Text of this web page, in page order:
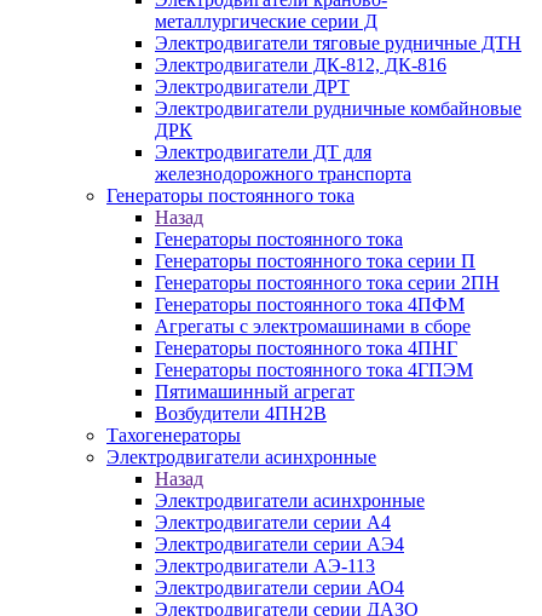
металлургические серии Д
Электродвигатели тяговые рудничные ДТН
Электродвигатели ДК-812, ДК-816
Электродвигатели ДРТ
Электродвигатели рудничные комбайновые
ДРК
Электродвигатели ДТ для
железнодорожного транспорта
Генераторы постоянного тока
Назад
Генераторы постоянного тока
Генераторы постоянного тока серии П
Генераторы постоянного тока серии 2ПН
Генераторы постоянного тока 4ПФМ
Агрегаты с электромашинами в сборе
Генераторы постоянного тока 4ПНГ
Генераторы постоянного тока 4ГПЭМ
Пятимашинный агрегат
Возбудители 4ПН2В
Тахогенераторы
Электродвигатели асинхронные
Назад
Электродвигатели асинхронные
Электродвигатели серии А4
Электродвигатели серии АЭ4
Электродвигатели АЭ-113
Электродвигатели серии АО4
Электродвигатели серии ДАЗО